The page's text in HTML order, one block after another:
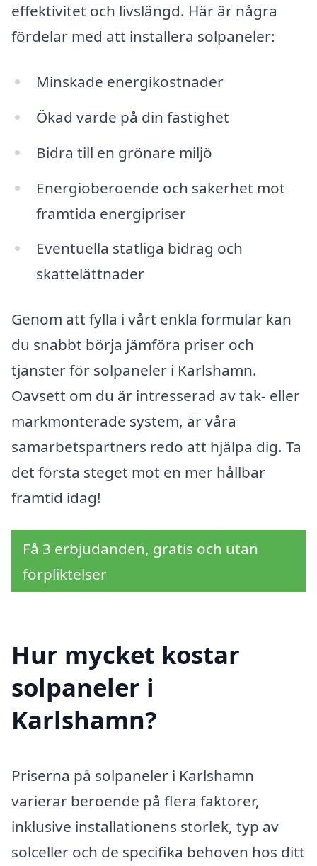
effektivitet och livslängd. Här är några
fördelar med att installera solpaneler:
Minskade energikostnader
Ökad värde på din fastighet
Bidra till en grönare miljö
Energioberoende och säkerhet mot
framtida energipriser
Eventuella statliga bidrag och
skattelättnader
Genom att fylla i vårt enkla formulär kan
du snabbt börja jämföra priser och
tjänster för solpaneler i Karlshamn.
Oavsett om du är intresserad av tak- eller
markmonterade system, är våra
samarbetspartners redo att hjälpa dig. Ta
det första steget mot en mer hållbar
framtid idag!
Få 3 erbjudanden, gratis och utan
förpliktelser
Hur mycket kostar
solpaneler i
Karlshamn?
Priserna på solpaneler i Karlshamn
varierar beroende på flera faktorer,
inklusive installationens storlek, typ av
solceller och de specifika behoven hos ditt